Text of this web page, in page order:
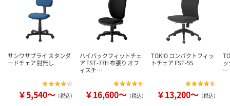
サンワサプライ スタンダ
ードチェア 肘無し
￥5,540～ （税込）
ハイバックフィットチェ
ア FST-77H 布張り オフ
ィスチ…
￥16,600～ （税込）
TOKIO コンパクトフィッ
トチェア FST-55
￥13,200～ （税込）
…